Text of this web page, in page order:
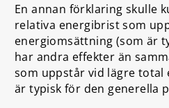
En annan förklaring skulle
relativa energibrist som
energiomsättning (som är
har andra effekter än
som uppstår vid lägre total
är typisk för den generella